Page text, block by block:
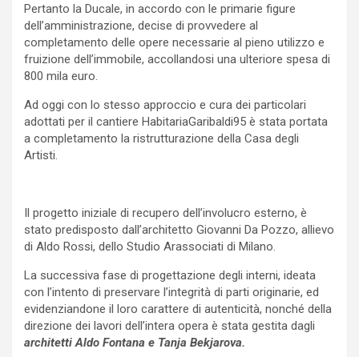
Pertanto la Ducale, in accordo con le primarie figure
dell’amministrazione, decise di provvedere al
completamento delle opere necessarie al pieno utilizzo e
fruizione dell’immobile, accollandosi una ulteriore spesa di
800 mila euro.
Ad oggi con lo stesso approccio e cura dei particolari
adottati per il cantiere HabitariaGaribaldi95 è stata portata
a completamento la ristrutturazione della Casa degli
Artisti.
Il progetto iniziale di recupero dell’involucro esterno, è
stato predisposto dall’architetto Giovanni Da Pozzo, allievo
di Aldo Rossi, dello Studio Arassociati di Milano.
La successiva fase di progettazione degli interni, ideata
con l’intento di preservare l’integrità di parti originarie, ed
evidenziandone il loro carattere di autenticità, nonché della
direzione dei lavori dell’intera opera è stata gestita dagli
architetti Aldo Fontana e Tanja Bekjarova.